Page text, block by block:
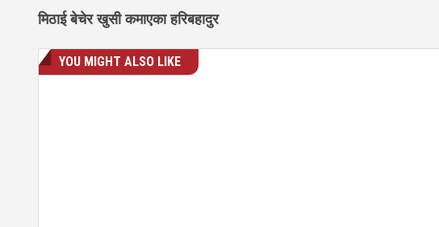
मिठाई बेचेर खुसी कमाएका हरिबहादुर
YOU MIGHT ALSO LIKE